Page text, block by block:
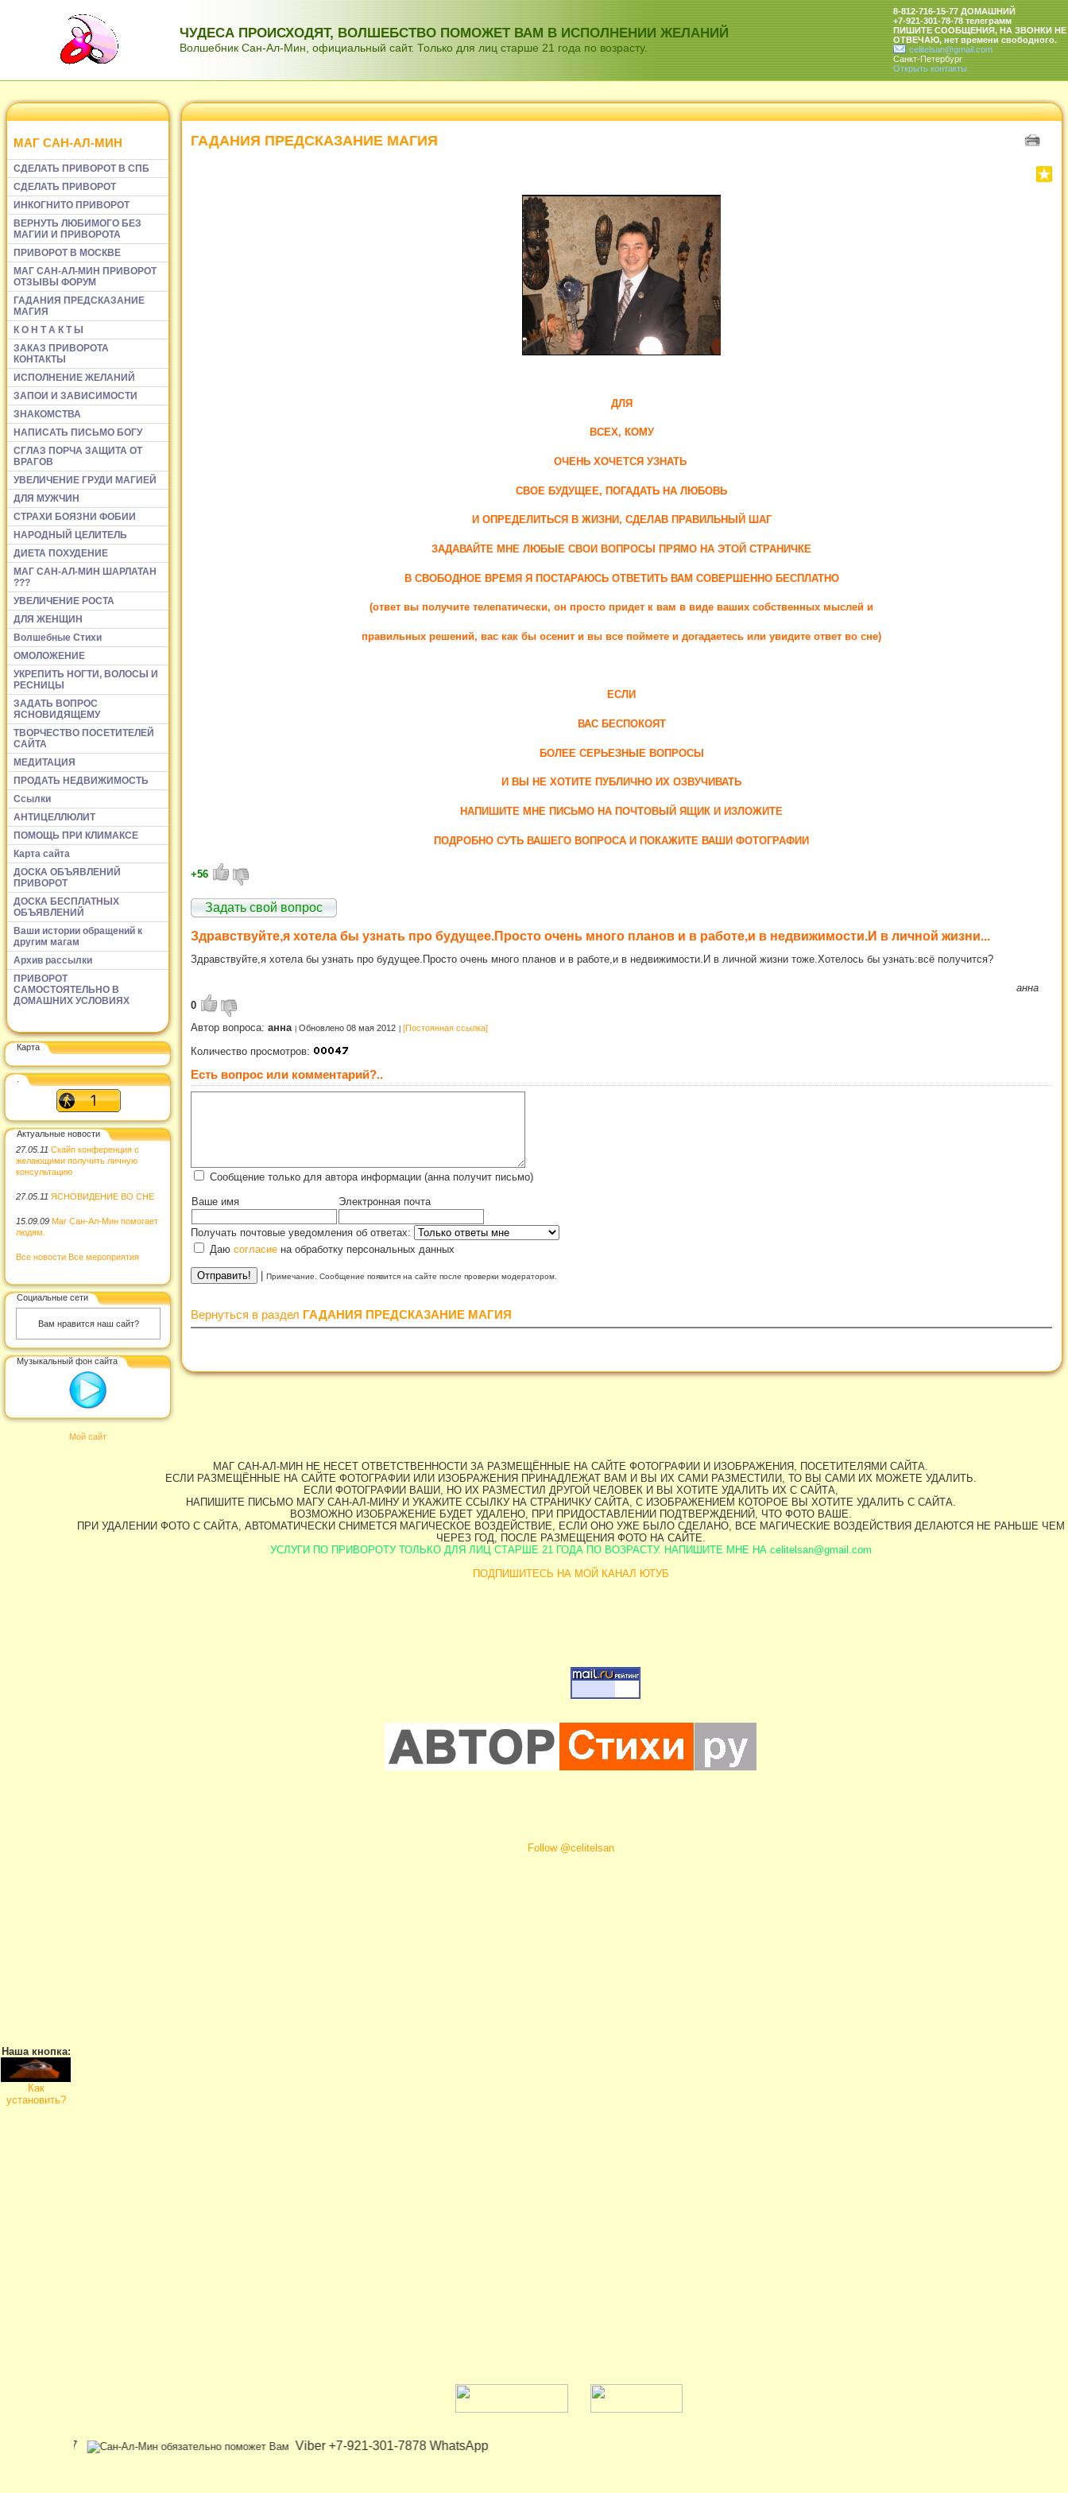
ЧУДЕСА ПРОИСХОДЯТ, ВОЛШЕБСТВО ПОМОЖЕТ ВАМ В ИСПОЛНЕНИИ ЖЕЛАНИЙ
Волшебник Сан-Ал-Мин, официальный сайт. Только для лиц старше 21 года по возрасту.
8-812-716-15-77 ДОМАШНИЙ
+7-921-301-78-78 телеграмм
ПИШИТЕ СООБЩЕНИЯ, НА ЗВОНКИ НЕ
ОТВЕЧАЮ, нет времени свободного.
celitelsan@gmail.com
Санкт-Петербург
Открыть контакты
МАГ САН-АЛ-МИН
СДЕЛАТЬ ПРИВОРОТ В СПБ
СДЕЛАТЬ ПРИВОРОТ
ИНКОГНИТО ПРИВОРОТ
ВЕРНУТЬ ЛЮБИМОГО БЕЗ
МАГИИ И ПРИВОРОТА
ПРИВОРОТ В МОСКВЕ
МАГ САН-АЛ-МИН ПРИВОРОТ
ОТЗЫВЫ ФОРУМ
ГАДАНИЯ ПРЕДСКАЗАНИЕ
МАГИЯ
К О Н Т А К Т Ы
ЗАКАЗ ПРИВОРОТА
КОНТАКТЫ
ИСПОЛНЕНИЕ ЖЕЛАНИЙ
ЗАПОИ И ЗАВИСИМОСТИ
ЗНАКОМСТВА
НАПИСАТЬ ПИСЬМО БОГУ
СГЛАЗ ПОРЧА ЗАЩИТА ОТ
ВРАГОВ
УВЕЛИЧЕНИЕ ГРУДИ МАГИЕЙ
ДЛЯ МУЖЧИН
СТРАХИ БОЯЗНИ ФОБИИ
НАРОДНЫЙ ЦЕЛИТЕЛЬ
ДИЕТА ПОХУДЕНИЕ
МАГ САН-АЛ-МИН ШАРЛАТАН
???
УВЕЛИЧЕНИЕ РОСТА
ДЛЯ ЖЕНЩИН
Волшебные Стихи
ОМОЛОЖЕНИЕ
УКРЕПИТЬ НОГТИ, ВОЛОСЫ И
РЕСНИЦЫ
ЗАДАТЬ ВОПРОС
ЯСНОВИДЯЩЕМУ
ТВОРЧЕСТВО ПОСЕТИТЕЛЕЙ
САЙТА
МЕДИТАЦИЯ
ПРОДАТЬ НЕДВИЖИМОСТЬ
Ссылки
АНТИЦЕЛЛЮЛИТ
ПОМОЩЬ ПРИ КЛИМАКСЕ
Карта сайта
ДОСКА ОБЪЯВЛЕНИЙ
ПРИВОРОТ
ДОСКА БЕСПЛАТНЫХ
ОБЪЯВЛЕНИЙ
Ваши истории обращений к
другим магам
Архив рассылки
ПРИВОРОТ
САМОСТОЯТЕЛЬНО В
ДОМАШНИХ УСЛОВИЯХ
Карта
Актуальные новости
27.05.11 Скайп конференция с
желающими получить личную
консультацию
27.05.11 ЯСНОВИДЕНИЕ ВО СНЕ
15.09.09 Маг Сан-Ал-Мин помогает
людям.
Все новости Все мероприятия
Социальные сети
Вам нравится наш сайт?
Музыкальный фон сайта
Мой сайт
ГАДАНИЯ ПРЕДСКАЗАНИЕ МАГИЯ
ДЛЯ
ВСЕХ, КОМУ
ОЧЕНЬ ХОЧЕТСЯ УЗНАТЬ
СВОЕ БУДУЩЕЕ, ПОГАДАТЬ НА ЛЮБОВЬ
И ОПРЕДЕЛИТЬСЯ В ЖИЗНИ, СДЕЛАВ ПРАВИЛЬНЫЙ ШАГ
ЗАДАВАЙТЕ МНЕ ЛЮБЫЕ СВОИ ВОПРОСЫ ПРЯМО НА ЭТОЙ СТРАНИЧКЕ
В СВОБОДНОЕ ВРЕМЯ Я ПОСТАРАЮСЬ ОТВЕТИТЬ ВАМ СОВЕРШЕННО БЕСПЛАТНО
(ответ вы получите телепатически, он просто придет к вам в виде ваших собственных мыслей и
правильных решений, вас как бы осенит и вы все поймете и догадаетесь или увидите ответ во сне)
ЕСЛИ
ВАС БЕСПОКОЯТ
БОЛЕЕ СЕРЬЕЗНЫЕ ВОПРОСЫ
И ВЫ НЕ ХОТИТЕ ПУБЛИЧНО ИХ ОЗВУЧИВАТЬ
НАПИШИТЕ МНЕ ПИСЬМО НА ПОЧТОВЫЙ ЯЩИК И ИЗЛОЖИТЕ
ПОДРОБНО СУТЬ ВАШЕГО ВОПРОСА И ПОКАЖИТЕ ВАШИ ФОТОГРАФИИ
+56
Задать свой вопрос
Здравствуйте,я хотела бы узнать про будущее.Просто очень много планов и в работе,и в недвижимости.И в личной жизни...
Здравствуйте,я хотела бы узнать про будущее.Просто очень много планов и в работе,и в недвижимости.И в личной жизни тоже.Хотелось бы узнать:всё получится?
анна
0
Автор вопроса: анна Обновлено 08 мая 2012 [Постоянная ссылка]
Количество просмотров:
Есть вопрос или комментарий?..
Сообщение только для автора информации (анна получит письмо)
Ваше имя Электронная почта
Получать почтовые уведомления об ответах:
Даю согласие на обработку персональных данных
Примечание. Сообщение появится на сайте после проверки модератором.
Вернуться в раздел ГАДАНИЯ ПРЕДСКАЗАНИЕ МАГИЯ
Наша кнопка:
Как
установить?
МАГ САН-АЛ-МИН НЕ НЕСЕТ ОТВЕТСТВЕННОСТИ ЗА РАЗМЕЩЁННЫЕ НА САЙТЕ ФОТОГРАФИИ И ИЗОБРАЖЕНИЯ, ПОСЕТИТЕЛЯМИ САЙТА.
ЕСЛИ РАЗМЕЩЁННЫЕ НА САЙТЕ ФОТОГРАФИИ ИЛИ ИЗОБРАЖЕНИЯ ПРИНАДЛЕЖАТ ВАМ И ВЫ ИХ САМИ РАЗМЕСТИЛИ, ТО ВЫ САМИ ИХ МОЖЕТЕ УДАЛИТЬ.
ЕСЛИ ФОТОГРАФИИ ВАШИ, НО ИХ РАЗМЕСТИЛ ДРУГОЙ ЧЕЛОВЕК И ВЫ ХОТИТЕ УДАЛИТЬ ИХ С САЙТА,
НАПИШИТЕ ПИСЬМО МАГУ САН-АЛ-МИНУ И УКАЖИТЕ ССЫЛКУ НА СТРАНИЧКУ САЙТА, С ИЗОБРАЖЕНИЕМ КОТОРОЕ ВЫ ХОТИТЕ УДАЛИТЬ С САЙТА.
ВОЗМОЖНО ИЗОБРАЖЕНИЕ БУДЕТ УДАЛЕНО, ПРИ ПРИДОСТАВЛЕНИИ ПОДТВЕРЖДЕНИЙ, ЧТО ФОТО ВАШЕ.
ПРИ УДАЛЕНИИ ФОТО С САЙТА, АВТОМАТИЧЕСКИ СНИМЕТСЯ МАГИЧЕСКОЕ ВОЗДЕЙСТВИЕ, ЕСЛИ ОНО УЖЕ БЫЛО СДЕЛАНО, ВСЕ МАГИЧЕСКИЕ ВОЗДЕЙСТВИЯ ДЕЛАЮТСЯ НЕ РАНЬШЕ ЧЕМ
ЧЕРЕЗ ГОД, ПОСЛЕ РАЗМЕЩЕНИЯ ФОТО НА САЙТЕ.
УСЛУГИ ПО ПРИВОРОТУ ТОЛЬКО ДЛЯ ЛИЦ СТАРШЕ 21 ГОДА ПО ВОЗРАСТУ. НАПИШИТЕ МНЕ НА celitelsan@gmail.com
ПОДПИШИТЕСЬ НА МОЙ КАНАЛ ЮТУБ
Follow @celitelsan
8-812-716-1577 Viber +7-921-301-7878 WhatsApp